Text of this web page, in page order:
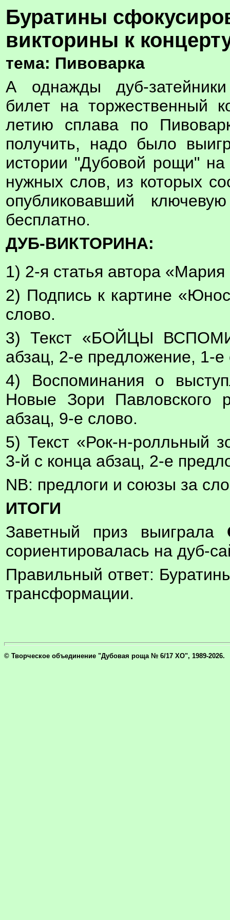
Буратины
викторины к
тема: Пивоварка
А однажды дуб-
билет на торжественный
летию сплава по
получить, надо было
истории "Дубовой рощи" на
нужных слов, из которых
опубликовавший
бесплатно.
ДУБ-ВИКТОРИНА:
1) 2-я статья автора
2) Подпись к картине
слово.
3) Текст «БОЙЦЫ
абзац, 2-е предложение, 1-е
4) Воспоминания о
Новые Зори Павловского
абзац, 9-е слово.
5) Текст «Рок-н-ролльный
3-й с конца абзац, 2-е
NB: предлоги и союзы за
ИТОГИ
Заветный приз выиграла
сориентировалась на дуб-
Правильный ответ:
трансформации.
© Творческое объединение "Дубовая роща № 6/17 ХО", 1989-2026.